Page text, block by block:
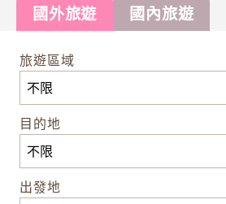
國外旅遊 國內旅遊
旅遊區域
目的地
出發地